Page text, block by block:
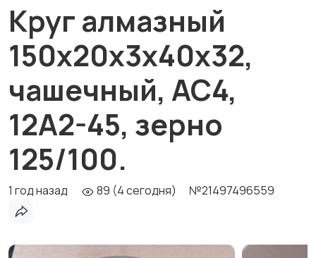
Круг алмазный
150х20х3х40х32,
чашечный, АС4,
12А2-45, зерно
125/100.
1 год назад 89 (4 сегодня) №21497496559